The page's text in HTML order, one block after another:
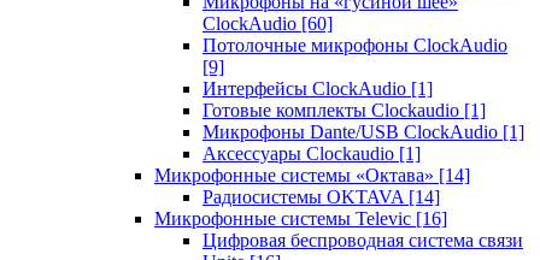
ClockAudio [60]
Потолочные микрофоны ClockAudio
[9]
Интерфейсы ClockAudio [1]
Готовые комплекты Clockaudio [1]
Микрофоны Dante/USB ClockAudio [1]
Аксессуары Clockaudio [1]
Микрофонные системы «Октава» [14]
Радиосистемы OKTAVA [14]
Микрофонные системы Televic [16]
Цифровая беспроводная система связи